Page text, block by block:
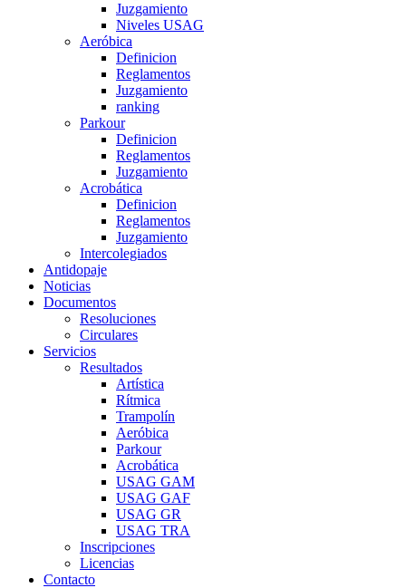
Juzgamiento
Niveles USAG
Aeróbica
Definicion
Reglamentos
Juzgamiento
ranking
Parkour
Definicion
Reglamentos
Juzgamiento
Acrobática
Definicion
Reglamentos
Juzgamiento
Intercolegiados
Antidopaje
Noticias
Documentos
Resoluciones
Circulares
Servicios
Resultados
Artística
Rítmica
Trampolín
Aeróbica
Parkour
Acrobática
USAG GAM
USAG GAF
USAG GR
USAG TRA
Inscripciones
Licencias
Contacto